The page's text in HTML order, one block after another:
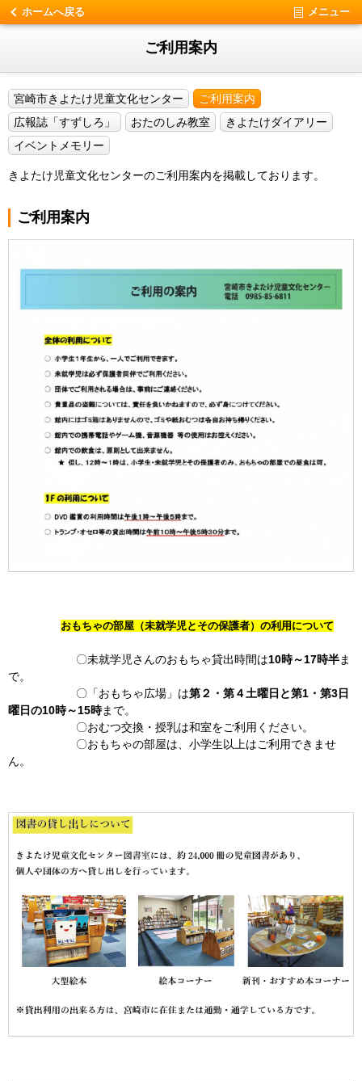
ホームへ戻る メニュー
ご利用案内
宮崎市きよたけ児童文化センター
ご利用案内
広報誌「すずしろ」
おたのしみ教室
きよたけダイアリー
イベントメモリー
きよたけ児童文化センターのご利用案内を掲載しております。
ご利用案内
おもちゃの部屋（未就学児とその保護者）の利用について
〇未就学児さんのおもちゃ貸出時間は10時～17時半ま
で。
〇「おもちゃ広場」は第２・第４土曜日と第1・第3日
曜日の10時～15時まで。
〇おむつ交換・授乳は和室をご利用ください。
〇おもちゃの部屋は、小学生以上はご利用できませ
ん。